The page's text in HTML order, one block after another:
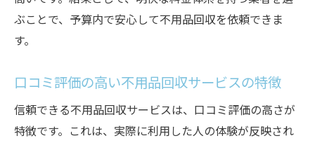
ぶことで、予算内で安心して不用品回収を依頼できま
す。
口コミ評価の高い不用品回収サービスの特徴
信頼できる不用品回収サービスは、口コミ評価の高さが
特徴です。これは、実際に利用した人の体験が反映され